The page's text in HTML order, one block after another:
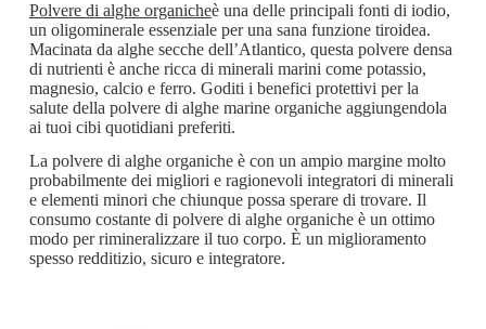
Polvere di alghe organicheè una delle principali fonti di iodio,
un oligominerale essenziale per una sana funzione tiroidea.
Macinata da alghe secche dell’Atlantico, questa polvere densa
di nutrienti è anche ricca di minerali marini come potassio,
magnesio, calcio e ferro. Goditi i benefici protettivi per la
salute della polvere di alghe marine organiche aggiungendola
ai tuoi cibi quotidiani preferiti.
La polvere di alghe organiche è con un ampio margine molto
probabilmente dei migliori e ragionevoli integratori di minerali
e elementi minori che chiunque possa sperare di trovare. Il
consumo costante di polvere di alghe organiche è un ottimo
modo per rimineralizzare il tuo corpo. È un miglioramento
spesso redditizio, sicuro e integratore.